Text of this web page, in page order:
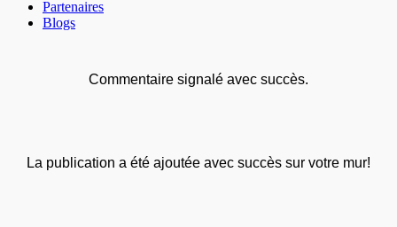
Partenaires
Blogs
Commentaire signalé avec succès.
La publication a été ajoutée avec succès sur votre mur!